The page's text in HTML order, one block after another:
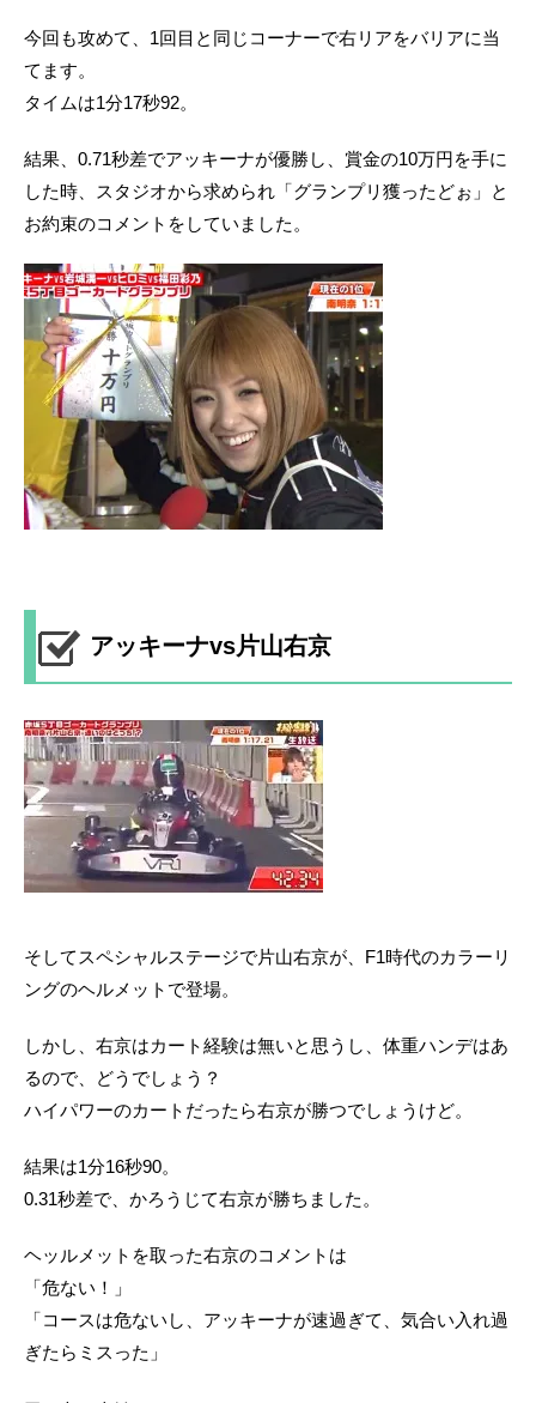
今回も攻めて、1回目と同じコーナーで右リアをバリアに当
てます。
タイムは1分17秒92。
結果、0.71秒差でアッキーナが優勝し、賞金の10万円を手に
した時、スタジオから求められ「グランプリ獲ったどぉ」と
お約束のコメントをしていました。
アッキーナvs片山右京
そしてスペシャルステージで片山右京が、F1時代のカラーリ
ングのヘルメットで登場。
しかし、右京はカート経験は無いと思うし、体重ハンデはあ
るので、どうでしょう？
ハイパワーのカートだったら右京が勝つでしょうけど。
結果は1分16秒90。
0.31秒差で、かろうじて右京が勝ちました。
ヘッルメットを取った右京のコメントは
「危ない！」
「コースは危ないし、アッキーナが速過ぎて、気合い入れ過
ぎたらミスった」